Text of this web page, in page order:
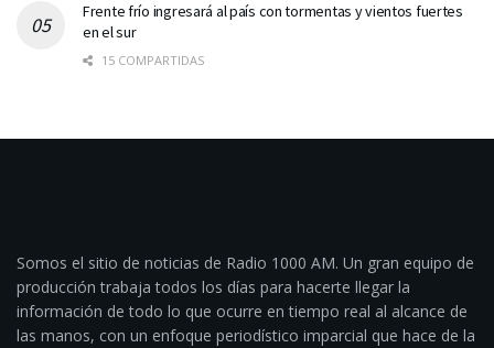
Frente frío ingresará al país con tormentas y vientos fuertes
en el sur
15 COMPARTIDAS
Somos el sitio de noticias de Radio 1000 AM. Un gran equipo de
producción trabaja todos los días para hacerte llegar la
información de todo lo que ocurre en tiempo real al alcance de
las manos, con un enfoque periodístico imparcial que hace de la